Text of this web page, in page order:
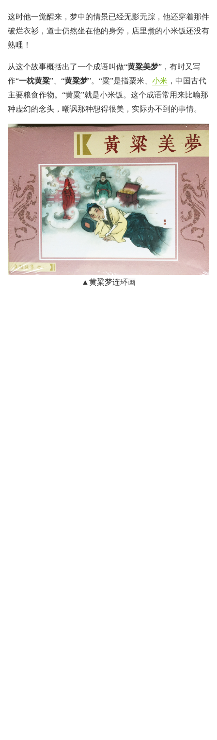
这时他一觉醒来，梦中的情景已经无影无踪，他还穿着那件
破烂衣衫，道士仍然坐在他的身旁，店里煮的小米饭还没有
熟哩！
从这个故事概括出了一个成语叫做“黄粱美梦”，有时又写
作“一枕黄粱”、“黄粱梦”。“粱”是指粟米、 小米 ，中国古代
主要粮食作物。“黄粱”就是小米饭。这个成语常用来比喻那
种虚幻的念头，嘲讽那种想得很美，实际办不到的事情。
▲黄粱梦连环画